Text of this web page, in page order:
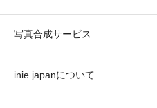
写真合成サービス
inie japanについて